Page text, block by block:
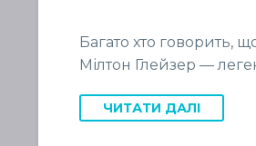
Багато хто говорить,
Мілтон Глейзер —
ЧИТАТИ ДАЛІ